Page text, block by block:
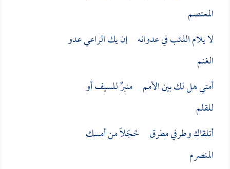
المعتصم
لا يلام الذئب في عدوانه إن يك الراعي عدو
الغنم
أمتي هل لك بين الأمم منبرٌ للسيف أو
للقلم
أتلقاك وطرفي مطرق خَجَلاً من أمسك
المنصرم